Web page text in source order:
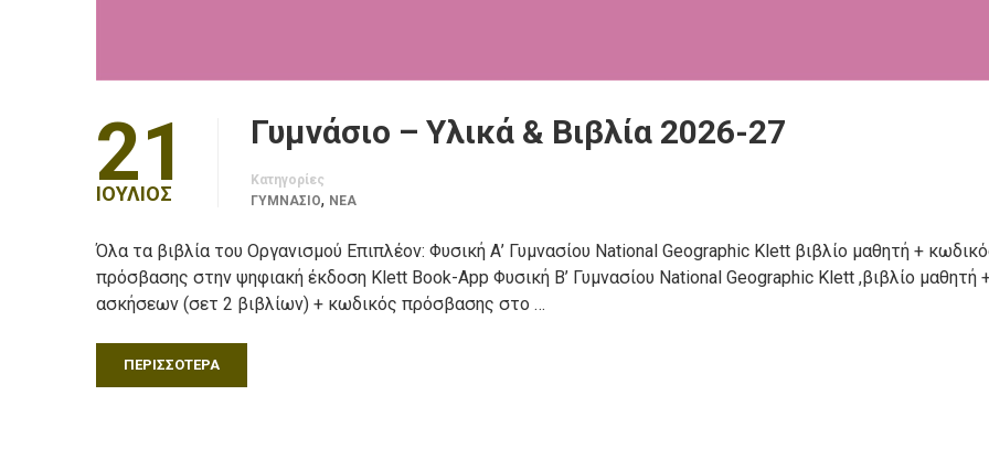
21
ΙΟΎΛΙΟΣ
Γυμνάσιο – Υλικά & Βιβλία 2026-27
Κατηγορίες
ΓΥΜΝΑΣΙΟ, ΝΈΑ
Όλα τα βιβλία του Οργανισμού Επιπλέον: Φυσική Α’ Γυμνασίου National Geographic Klett βιβλίο μαθητή +
πρόσβασης στην ψηφιακή έκδοση Klett Book-App Φυσική Β’ Γυμνασίου National Geographic Klett ,βιβλίο μαθητή
ασκήσεων (σετ 2 βιβλίων) + κωδικός πρόσβασης στο …
ΠΕΡΙΣΣΌΤΕΡΑ